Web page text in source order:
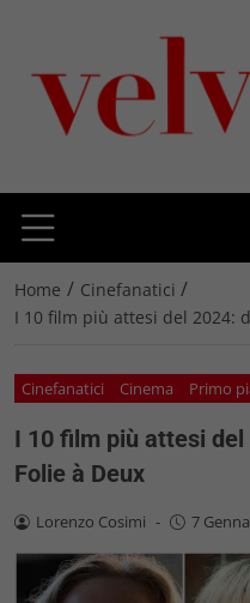
Home / Cinefanatici /
I 10 film più attesi del 2024:
Cinefanatici Cinema Primo
I 10 film più attesi del
Folie à Deux
Lorenzo Cosimi - 7